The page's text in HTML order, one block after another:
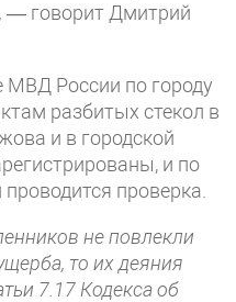
— говорит Дмитрий
МВД России по городу
разбитых стекол в
и в городской
и по
проверка.
не повлекли
то их деяния
7.17 Кодекса об